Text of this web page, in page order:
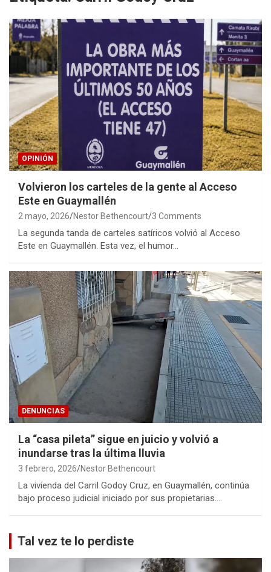
OPINIÓN
Volvieron los carteles de la gente al Acceso
Este en Guaymallén
2 mayo, 2026 Nestor Bethencourt 3 Comments
La segunda tanda de carteles satíricos volvió al Acceso
Este en Guaymallén. Esta vez, el humor…
DENUNCIAS
La “casa pileta” sigue en juicio y volvió a
inundarse tras la última lluvia
3 febrero, 2026 Nestor Bethencourt
La vivienda del Carril Godoy Cruz, en Guaymallén, continúa
bajo proceso judicial iniciado por sus propietarias.…
Tal vez te lo perdiste